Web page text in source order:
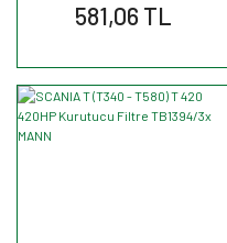
581,06 TL